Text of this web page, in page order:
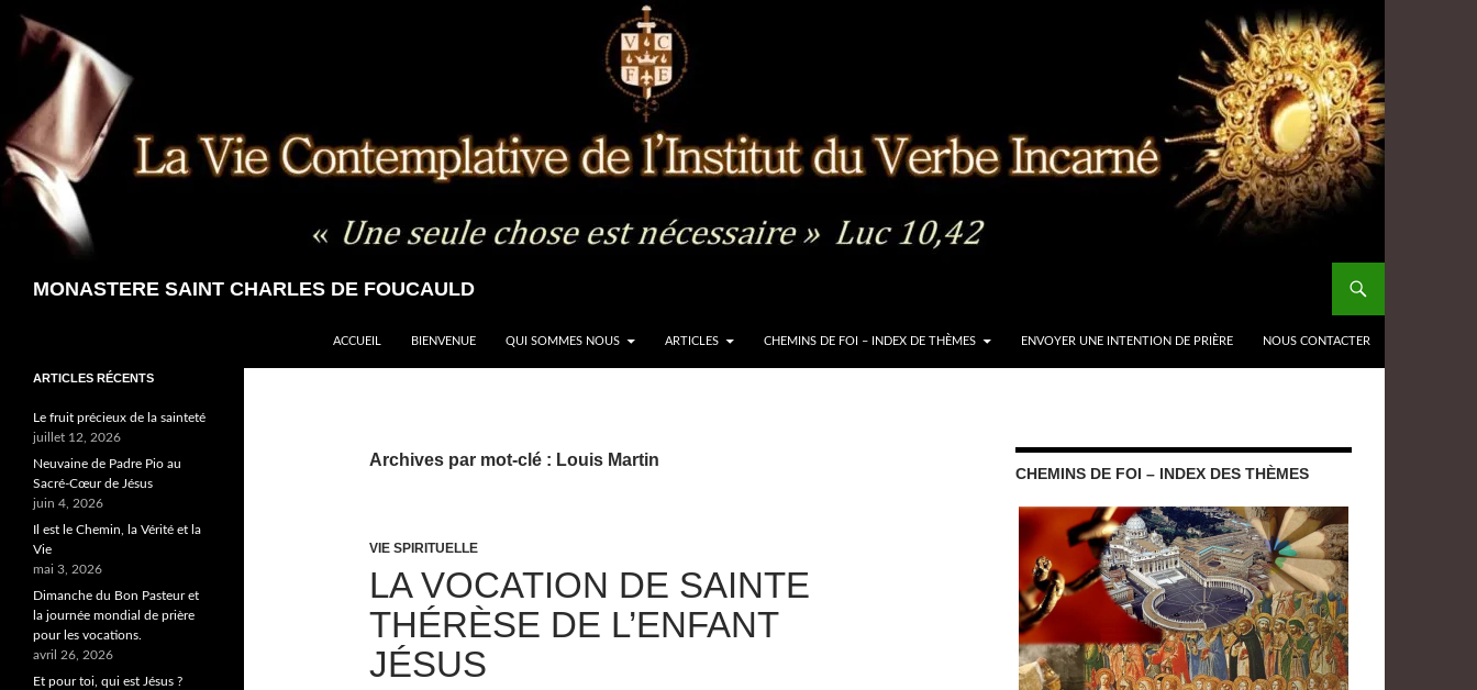
Aller
contenu
MONASTERE SAINT CHARLES DE FOUCAULD
ACCUEIL BIENVENUE QUI SOMMES NOUS ARTICLES CHEMINS DE FOI – INDEX DE THÈMES ENVOYER UNE INTENTION DE PRIÈRE NOUS CONTACTER
Archives par mot-clé : Louis Martin
VIE SPIRITUELLE
LA VOCATION DE SAINTE
THÉRÈSE DE L’ENFANT
JÉSUS
CHEMINS DE FOI – INDEX DES THÈMES
ARTICLES RÉCENTS
Le fruit précieux de la sainteté
juillet 12, 2026
Neuvaine de Padre Pio au
Sacré-Cœur de Jésus
juin 4, 2026
Il est le Chemin, la Vérité et la
Vie
mai 3, 2026
Dimanche du Bon Pasteur et
la journée mondial de prière
pour les vocations.
avril 26, 2026
Et pour toi, qui est Jésus ?